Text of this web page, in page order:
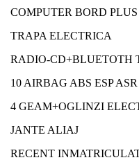
COMPUTER BORD PLUS
TRAPA ELECTRICA
RADIO-CD+BLUETOTH
10 AIRBAG ABS ESP ASR
4 GEAM+OGLINZI
JANTE ALIAJ
RECENT